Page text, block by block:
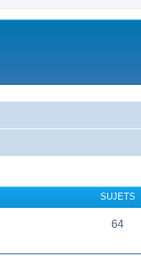
SUJETS
64